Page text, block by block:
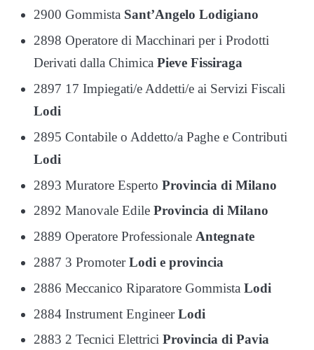
2900 Gommista Sant’Angelo Lodigiano
2898 Operatore di Macchinari per i Prodotti
Derivati dalla Chimica Pieve Fissiraga
2897 17 Impiegati/e Addetti/e ai Servizi Fiscali
Lodi
2895 Contabile o Addetto/a Paghe e Contributi
Lodi
2893 Muratore Esperto Provincia di Milano
2892 Manovale Edile Provincia di Milano
2889 Operatore Professionale Antegnate
2887 3 PromoterLodi e provincia
2886 Meccanico Riparatore Gommista Lodi
2884 Instrument EngineerLodi
2883 2 Tecnici Elettrici Provincia di Pavia